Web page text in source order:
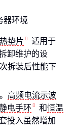
器环境
垫片
适用于
卸维护的设
拆装后性能下
高频电流示波
电手环 和恒温
投入虽然增加